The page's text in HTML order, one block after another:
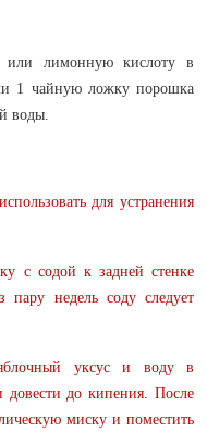
или лимонную кислоту в
1 чайную ложку порошка
воды.
для устранения
с содой к задней стенке
пару недель соду следует
уксус и воду в
довести до кипения. После
миску и поместить